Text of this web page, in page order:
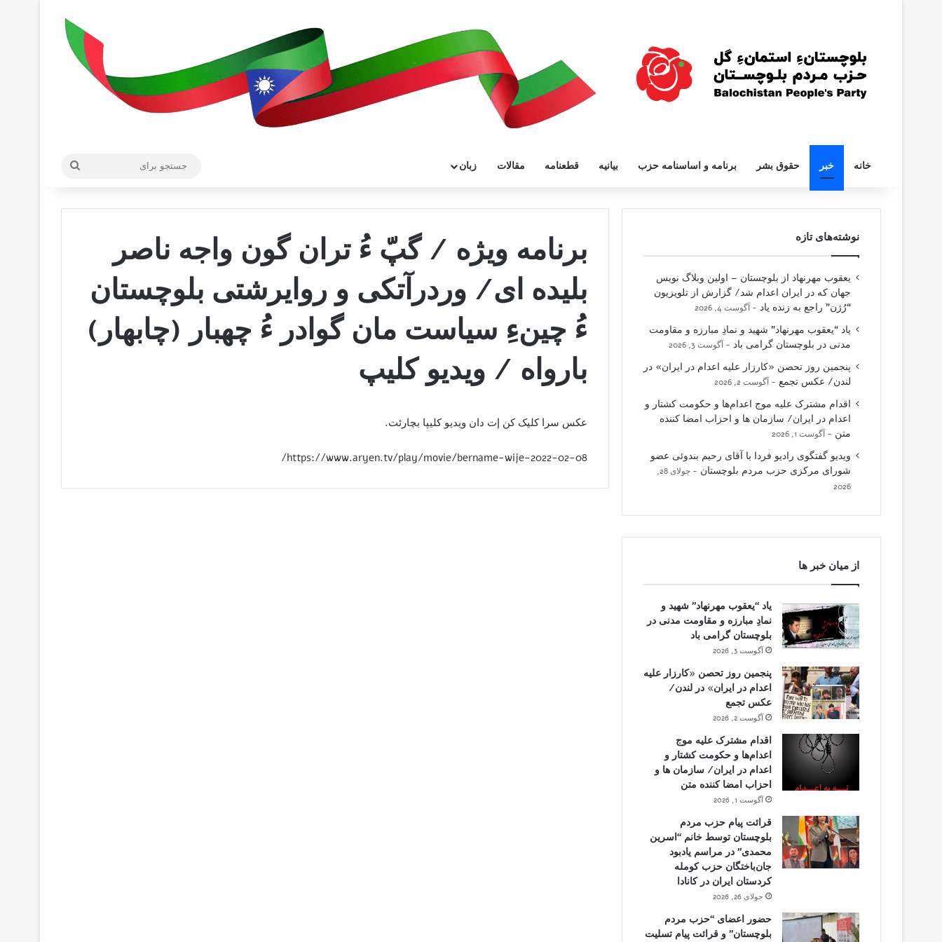
خانه خبر حقوق بشر برنامه و اساسنامه حزب بیانیه قطعنامه مقالات زبان
برنامه ویژه / گپّ ءُ تران گون واجه ناصر
بلیده ای/ وردرآتکی و روایرشتی بلوچستان
ءُ چینءِ سیاست مان گوادر ءُ چهبار (چابهار)
بارواه / ویدیو کلیپ
عکس سرا کلیک کن إت دان ویدیو کلیپا بچارئت.
https://www.aryen.tv/play/movie/bername-wije-2022-02-08/
نوشته‌های تازه
یعقوب مهرنهاد از بلوچستان – اولین وبلاگ نویس
جهان که در ایران اعدام شد/ گزارش از تلویزیون
“رُژن” راجع به زنده یاد
آگوست 4, 2026
یاد “یعقوب مهرنهاد” شهید و نمادِ مبارزه و مقاومت
مدنی در بلوچستان گرامی باد
آگوست 3, 2026
پنجمین روز تحصن «کارزار علیه اعدام در ایران» در
لندن/ عکس تجمع
آگوست 2, 2026
اقدام مشترک علیه موج اعدام‌ها و حکومت کشتار و
اعدام در ایران/ سازمان ها و احزاب امضا کننده
متن
آگوست 1, 2026
ویدیو گفتگوی رادیو فردا با آقای رحیم بندوئی عضو
شورای مرکزی حزب مردم بلوچستان
جولای 28,
2026
از میان خبر ها
یاد “یعقوب مهرنهاد” شهید و
نمادِ مبارزه و مقاومت مدنی در
بلوچستان گرامی باد
آگوست 3, 2026
پنجمین روز تحصن «کارزار علیه
اعدام در ایران» در لندن/
عکس تجمع
آگوست 2, 2026
اقدام مشترک علیه موج
اعدام‌ها و حکومت کشتار و
اعدام در ایران/ سازمان ها و
احزاب امضا کننده متن
آگوست 1, 2026
قرائت پیام حزب مردم
بلوچستان توسط خانم “اسرین
محمدی” در مراسم یادبود
جان‌باختگان حزب کومله
کردستان ایران در کانادا
جولای 26, 2026
حضور اعضای “حزب مردم
بلوچستان” و قرائت پیام تسلیت